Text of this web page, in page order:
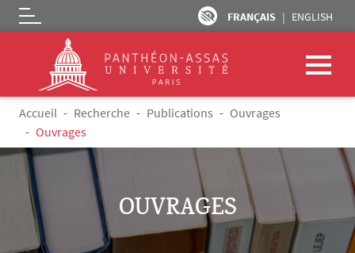
Aller au contenu principal
FRANÇAIS ENGLISH
Logo
Fil d'Ariane
Accueil Recherche Publications
Ouvrages
Ouvrages
OUVRAGES